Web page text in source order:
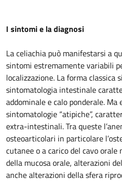
I sintomi e la diagnosi
La celiachia può manifestarsi a
sintomi estremamente variabili
localizzazione. La forma classica
sintomatologia intestinale
addominale e calo ponderale.
sintomatologie “atipiche”,
extra-intestinali. Tra queste
osteoarticolari in particolare
cutanee o a carico del cavo
della mucosa orale, alterazioni
anche alterazioni della sfera